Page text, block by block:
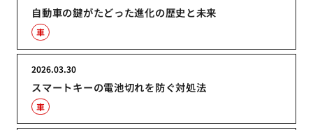
自動車の鍵がたどった進化の歴史と未来
車
スマートキーの電池切れを防ぐ対処法
2026.03.30
車